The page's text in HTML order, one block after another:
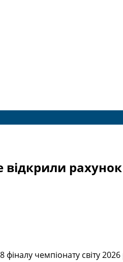
відкрили
чемпіонату світу